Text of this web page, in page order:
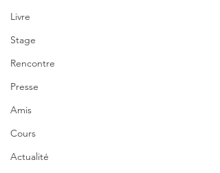
Livre
Stage
Rencontre
Presse
Amis
Cours
Actualité